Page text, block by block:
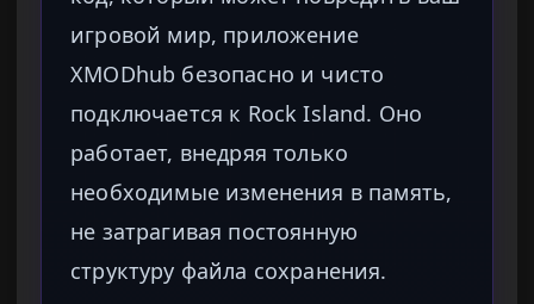
игровой мир, приложение
XMODhub безопасно и чисто
подключается к Rock Island. Оно
работает, внедряя только
необходимые изменения в память,
не затрагивая постоянную
структуру файла сохранения.